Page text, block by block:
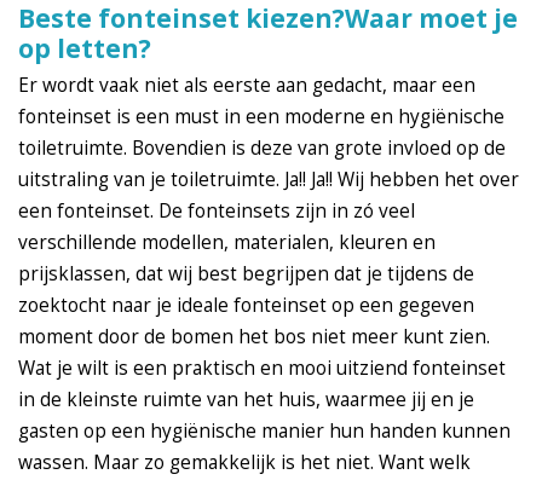
Beste fonteinset kiezen?Waar moet je
op letten?
Er wordt vaak niet als eerste aan gedacht, maar een
fonteinset is een must in een moderne en hygiënische
toiletruimte. Bovendien is deze van grote invloed op de
uitstraling van je toiletruimte. Ja!! Ja!! Wij hebben het over
een fonteinset. De fonteinsets zijn in zó veel
verschillende modellen, materialen, kleuren en
prijsklassen, dat wij best begrijpen dat je tijdens de
zoektocht naar je ideale fonteinset op een gegeven
moment door de bomen het bos niet meer kunt zien.
Wat je wilt is een praktisch en mooi uitziend fonteinset
in de kleinste ruimte van het huis, waarmee jij en je
gasten op een hygiënische manier hun handen kunnen
wassen. Maar zo gemakkelijk is het niet. Want welk